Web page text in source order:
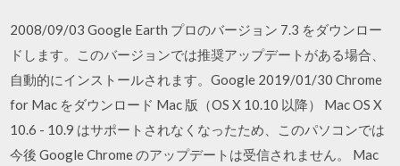
2008/09/03 Google Earth プロのバージョン 7.3 をダウンロー
ドします。このバージョンでは推奨アップデートがある場合、
自動的にインストールされます。Google 2019/01/30 Chrome
for Mac をダウンロード Mac 版（OS X 10.10 以降） Mac OS X
10.6 - 10.9 はサポートされなくなったため、このパソコンでは
今後 Google Chrome のアップデートは受信されません。 Mac